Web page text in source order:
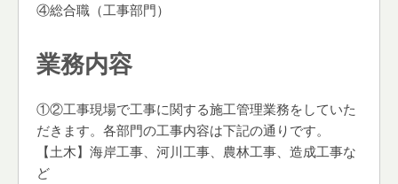
④総合職（工事部門）
業務内容
①②工事現場で工事に関する施工管理業務をしていた
だきます。各部門の工事内容は下記の通りです。
【土木】海岸工事、河川工事、農林工事、造成工事な
ど